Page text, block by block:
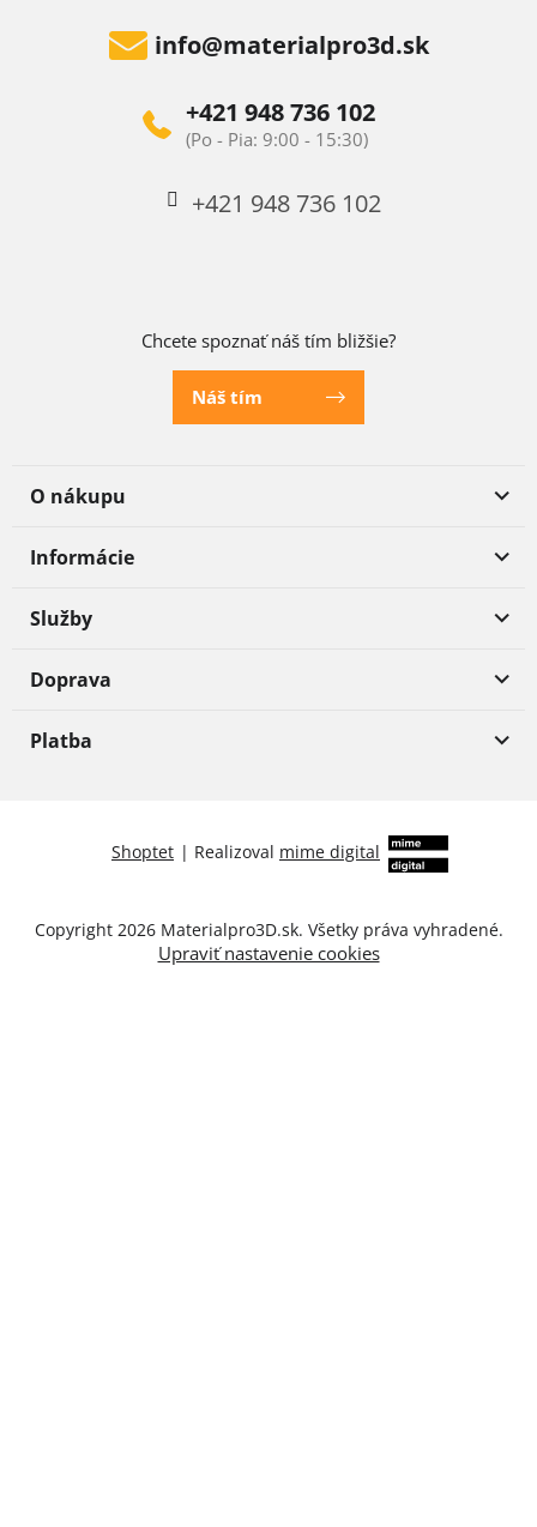
info@materialpro3d.sk
+421 948 736 102
+421 948 736 102
Chcete spoznať náš tím bližšie?
Náš tím
O nákupu
Informácie
Služby
Doprava
Platba
Shoptet | Realizoval mime digital
Copyright 2026 Materialpro3D.sk. Všetky práva vyhradené.
Upraviť nastavenie cookies